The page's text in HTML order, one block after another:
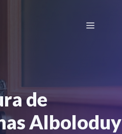
Menú
de